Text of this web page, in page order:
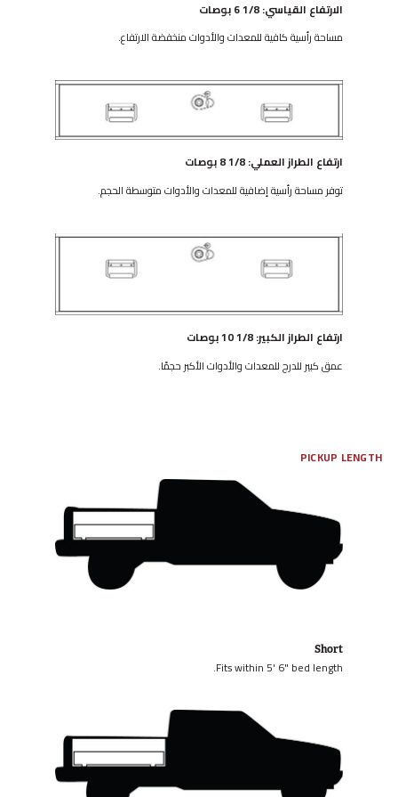
الارتفاع القياسي: 1/8 6 بوصات
مساحة رأسية كافية للمعدات والأدوات منخفضة الارتفاع.
ارتفاع الطراز العملي: 1/8 8 بوصات
توفر مساحة رأسية إضافية للمعدات والأدوات متوسطة الحجم.
ارتفاع الطراز الكبير: 1/8 10 بوصات
عمق كبير للدرج للمعدات والأدوات الأكبر حجمًا.
PICKUP LENGTH
Short
Fits within 5' 6" bed length.